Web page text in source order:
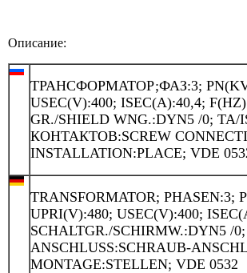
Описание:
ТРАНСФОРМАТОР;ФАЗ:3;
USEC(V):400; ISEC(A):40,4;
GR./SHIELD WNG.:DYN5 /0;
КОНТАКТОВ:SCREW
INSTALLATION:PLACE; VDE
TRANSFORMATOR; PHASEN:3;
UPRI(V):480; USEC(V):400;
SCHALTGR./SCHIRMW.:DYN5 /
ANSCHLUSS:SCHRAUB-
MONTAGE:STELLEN; VDE 0532